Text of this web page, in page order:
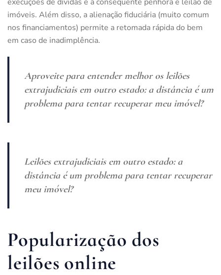
imóveis. Além disso, a alienação fiduciária (muito comum
nos financiamentos) permite a retomada rápida do bem
em caso de inadimplência.
Aproveite para entender melhor os leilões
extrajudiciais em outro estado: a distância é um
problema para tentar recuperar meu imóvel?
Leilões extrajudiciais em outro estado: a
distância é um problema para tentar recuperar
meu imóvel?
Popularização dos
leilões online